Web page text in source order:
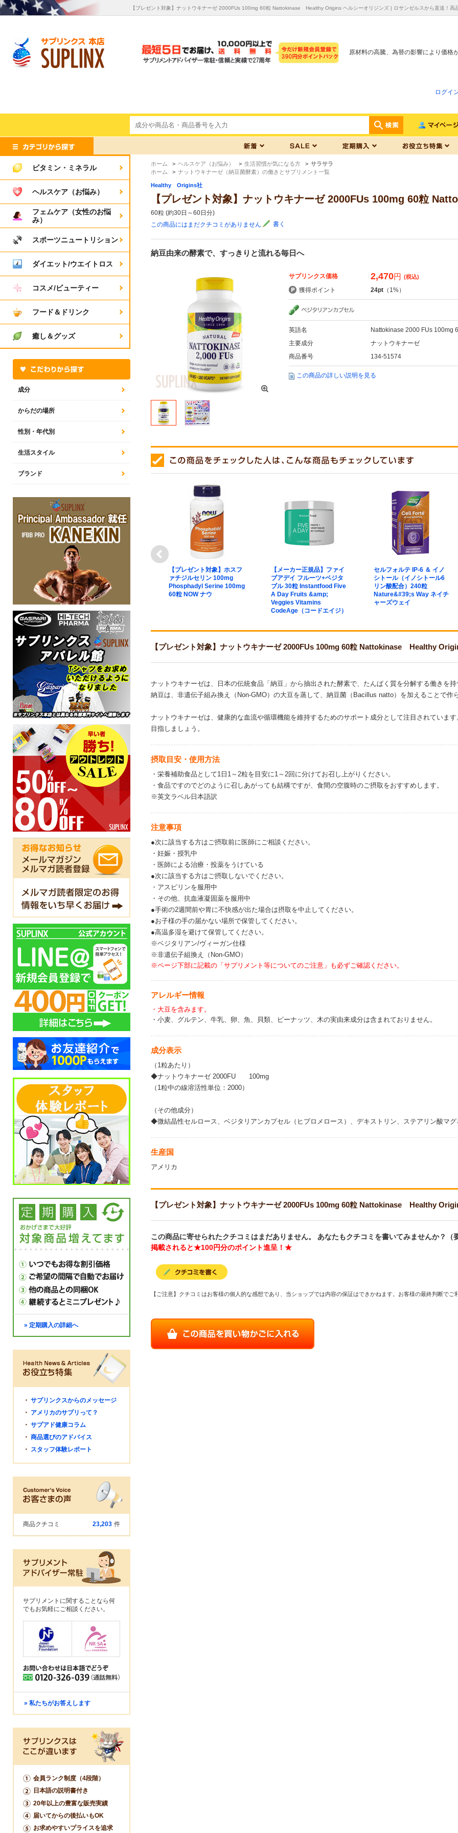
【プレゼント対象】ナットウキナーゼ 2000FUs 100mg 60粒 Nattokinase Healthy Origins ヘルシーオリジンズ | ロサンゼルスから直送！高
原材料の高騰、為替の影響により価格
ログイ
ホーム > ヘルスケア（お悩み） > 生活習慣が気になる方 > サラサラ
ホーム
> ナットウキナーゼ（納豆菌酵素）の働きとサプリメント一覧
Healthy Origins社
【プレゼント対象】ナットウキナーゼ 2000FUs 100mg 60粒
60粒 (約30日～60日分)
この商品にはまだクチコミがありません
書く
納豆由来の酵素で、すっきりと流れる毎日へ
サプリンクス価格 2,470円 (税込)
獲得ポイント 24pt （1%）
英語名
Nattokinase 2000 FUs 100mg
主要成分
ナットウキナーゼ
商品番号
134-51574
この商品の詳しい説明を見る
ルタチオン
Origins
【プレゼント対象】ルテイ
ン 6mg スワンソン
（Swanson） Lutein 100粒
Swanson スワンソン
【プレゼント対象】ホスフ
ァチジルセリン 100mg
Phosphadyl Serine 100mg
60粒 NOW ナウ
【メーカー正規品】ファイ
ブアデイ フルーツ+ベジタ
ブル 30粒 Instantfood Five
A Day Fruits &amp;
Veggies Vitamins
CodeAge（コードエイジ）
セルフォルテ IP-6 ＆ イノ
シトール（イノシトール6
リン酸配合）240粒
Nature&#39;s Way ネイチ
ャーズウェイ
next
【プレゼント対象】ナットウキナーゼ 2000FUs 100mg 60粒 Nattokinase Healthy
ナットウキナーゼは、日本の伝統食品「納豆」から抽出された酵素で、たんぱく質を分解する働きを
納豆は、非遺伝子組み換え（Non-GMO）の大豆を蒸して、納豆菌（Bacillus natto）を加えることで作
ナットウキナーゼは、健康的な血流や循環機能を維持するためのサポート成分として注目されていま
目指しましょう。
摂取目安・使用方法
・栄養補助食品として1日1～2粒を目安に1～2回に分けてお召し上がりください。
・食品ですのでどのように召しあがっても結構ですが、食間の空腹時のご摂取をおすすめします。
※英文ラベル日本語訳
注意事項
●次に該当する方はご摂取前に医師にご相談ください。
・妊娠・授乳中
・医師による治療・投薬をうけている
●次に該当する方はご摂取しないでください。
・アスピリンを服用中
・その他、抗血液凝固薬を服用中
●手術の2週間前や胃に不快感が出た場合は摂取を中止してください。
●お子様の手の届かない場所で保管してください。
●高温多湿を避けて保管してください。
※ベジタリアン/ヴィーガン仕様
※非遺伝子組換え（Non-GMO）
※ページ下部に記載の「サプリメント等についてのご注意」も必ずご確認ください。
アレルギー情報
・大豆を含みます。
・小麦、グルテン、牛乳、卵、魚、貝類、ピーナッツ、木の実由来成分は含まれておりません。
成分表示
（1粒あたり）
◆ナットウキナーゼ 2000FU 100mg
（1粒中の線溶活性単位：2000）
（その他成分）
◆微結晶性セルロース、ベジタリアンカプセル（ヒプロメロース）、デキストリン、ステアリン酸マグ
生産国
アメリカ
【プレゼント対象】ナットウキナーゼ 2000FUs 100mg 60粒 Nattokinase Healthy
この商品に寄せられたクチコミはまだありません。 あなたもクチコミを書いてみませんか？（
掲載されると★100円分のポイント進呈！★
【ご注意】クチコミはお客様の個人的な感想であり、当ショップでは内容の保証はできかねます。お客様の最終判断で
ビタミン・ミネラル
ヘルスケア（お悩み）
フェムケア（女性のお悩
み）
スポーツニュートリション
ダイエット/ウエイトロス
コスメ/ビューティー
フード＆ドリンク
癒し＆グッズ
成分
からだの場所
性別・年代別
生活スタイル
ブランド
» 定期購入の詳細へ
・ サプリンクスからのメッセージ
・ アメリカのサプリって？
・ サプアド健康コラム
・ 商品選びのアドバイス
・ スタッフ体験レポート
商品クチコミ 23,203 件
サプリメントに関することなら何
でもお気軽にご相談ください。
» 私たちがお答えします
会員ランク制度（4段階）
日本語の説明書付き
20年以上の豊富な販売実績
届いてからの後払いもOK
お求めやすいプライスを追求